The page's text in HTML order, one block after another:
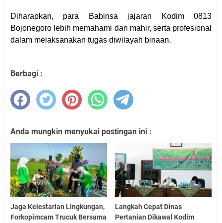
Diharapkan, para Babinsa jajaran Kodim 0813
Bojonegoro lebih memahami dan mahir, serta profesional
dalam melaksanakan tugas diwilayah binaan.
Berbagi :
Anda mungkin menyukai postingan ini :
Jaga Kelestarian Lingkungan,
Forkopimcam Trucuk Bersama
Langkah Cepat Dinas
Pertanian Dikawal Kodim